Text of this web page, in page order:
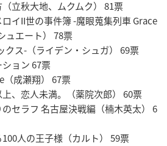
立秋大地、ムクムク） 81票
イII世の事件簿 -魔眼蒐集列車 Grace
ュエート） 78票
クス-（ライデン・シュガ） 69票
ョン 67票
成瀬翔） 67票
、恋人未満。（薬院次郎） 60票
セラフ 名古屋決戦編（楠木英太） 6
人の王子様（カルト） 59票